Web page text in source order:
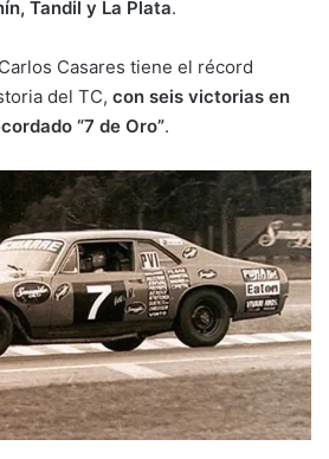
Tandil y La Plata.
Casares tiene el récord
del TC, con seis victorias en
“7 de Oro”.